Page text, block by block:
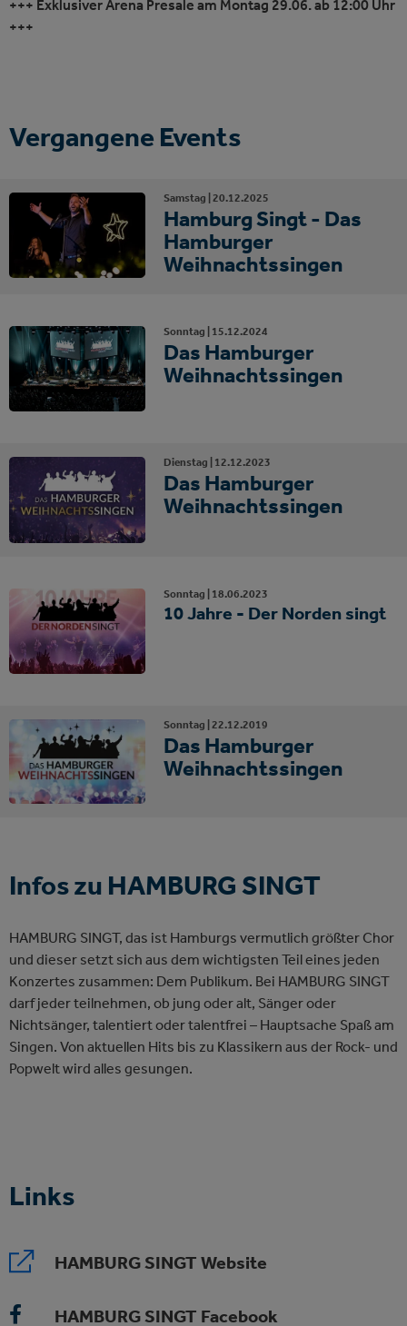
+++ Exklusiver Arena Presale am Montag 29.06. ab 12:00 Uhr
+++
Vergangene Events
Samstag | 20.12.2025
Hamburg Singt - Das
Hamburger
Weihnachtssingen
Sonntag | 15.12.2024
Das Hamburger
Weihnachtssingen
Dienstag | 12.12.2023
Das Hamburger
Weihnachtssingen
Sonntag | 18.06.2023
10 Jahre - Der Norden singt
Sonntag | 22.12.2019
Das Hamburger
Weihnachtssingen
Infos zu HAMBURG SINGT
HAMBURG SINGT, das ist Hamburgs vermutlich größter Chor
und dieser setzt sich aus dem wichtigsten Teil eines jeden
Konzertes zusammen: Dem Publikum. Bei HAMBURG SINGT
darf jeder teilnehmen, ob jung oder alt, Sänger oder
Nichtsänger, talentiert oder talentfrei – Hauptsache Spaß am
Singen. Von aktuellen Hits bis zu Klassikern aus der Rock- und
Popwelt wird alles gesungen.
Links
HAMBURG SINGT Website
HAMBURG SINGT Facebook